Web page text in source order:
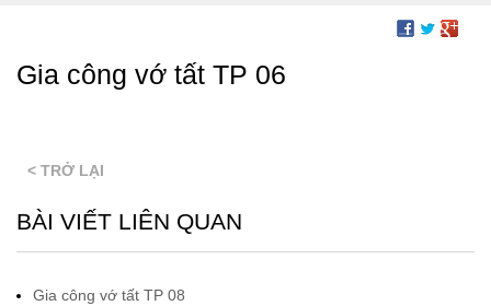
Gia công vớ tất TP 06
< TRỞ LẠI
BÀI VIẾT LIÊN QUAN
Gia công vớ tất TP 08